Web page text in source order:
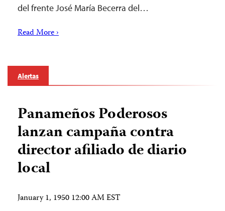
del frente José María Becerra del…
Read More ›
Alertas
Panameños Poderosos
lanzan campaña contra
director afiliado de diario
local
January 1, 1950 12:00 AM EST